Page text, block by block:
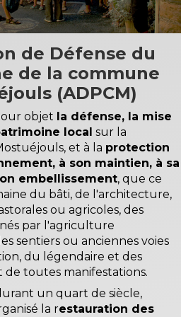
de Défense du
de la commune
(ADPCM)
objet la défense, la mise
local sur la
et à la protection
à son maintien, à sa
embellissement, que ce
du bâti, de l'architecture,
ou agricoles, des
par l'agriculture
sentiers ou anciennes voies
du légendaire et des
toutes manifestations.
un quart de siècle,
la restauration des